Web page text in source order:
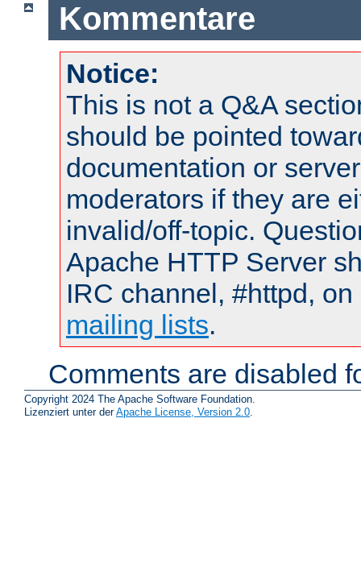
Kommentare
Notice:
This is not a Q&A
should be pointed
documentation or
moderators if they are
invalid/off-topic.
Apache HTTP Server
IRC channel, #httpd,
mailing lists.
Comments are disabled
Copyright 2024 The Apache Software Foundation.
Lizenziert unter derApache License, Version 2.0